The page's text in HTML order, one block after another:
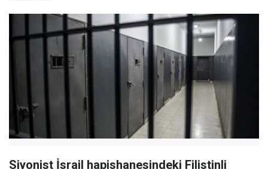
Siyonist İsrail hapishanesindeki Filistinli